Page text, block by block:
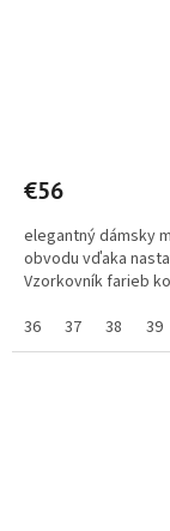
€56
elegantný dámsky
obvodu vďaka
Vzorkovník farieb
36
37 38 39